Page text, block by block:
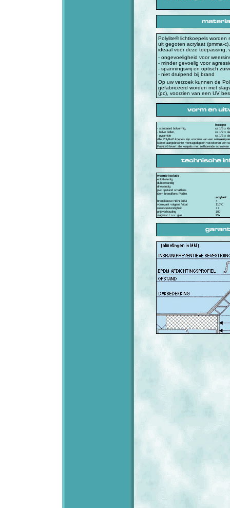
Polylite© lichtkoepels worden
uit gegoten acrylaat (pmma-
ideaal voor deze toepassing,
- ongevoeligheid voor
- minder gevoelig voor
- spanningsvrij en optisch
- niet druipend bij brand
Op uw verzoek kunnen de
gefabriceerd worden met
(pc), voorzien van een UV
- standaard bolvormig,
- halve bollen,
- pyramide
hoogte
ca 1/5 x
ca 1/2 x
ca 1/3 x
Alle Polylite© koepels zijn voorzien van een
koepel aangebrachte montagedoppen verzekeren een
Polylite© levert alle koepels met zelfborende
warmte-isolatie
enkelwandig
dubbelwandig
driewandig
pvc opstand smalflens
idem breedflens Perlite
brandklasse NEN 3883
vormvast volgens Vicat
weersbestendigheid
prijsverhouding
slagvast t.o.v. glas
acrylaat
4
110°C
++
100
25x